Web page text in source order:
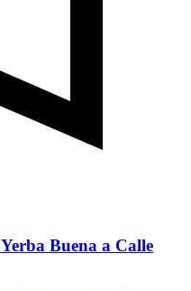
Buena a Calle